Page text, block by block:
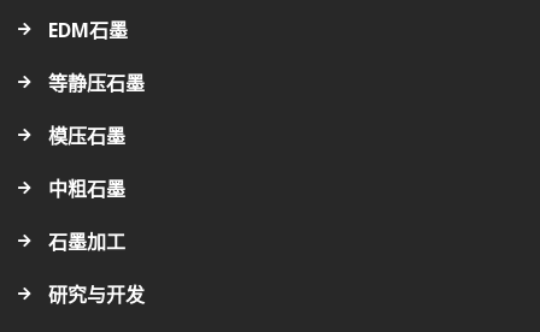
EDM石墨
等静压石墨
模压石墨
中粗石墨
石墨加工
研究与开发